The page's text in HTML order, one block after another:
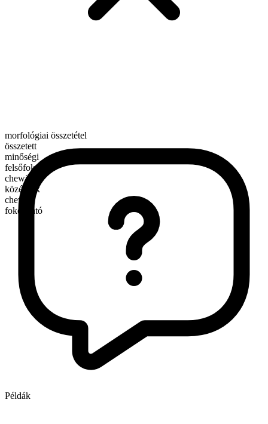
morfológiai összetétel
összetett
minőségi
felsőfok
chewiest
középfok
chewier
fokozható
Példák